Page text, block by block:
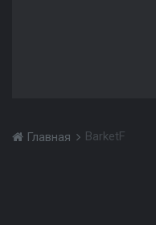
Главная BarketF